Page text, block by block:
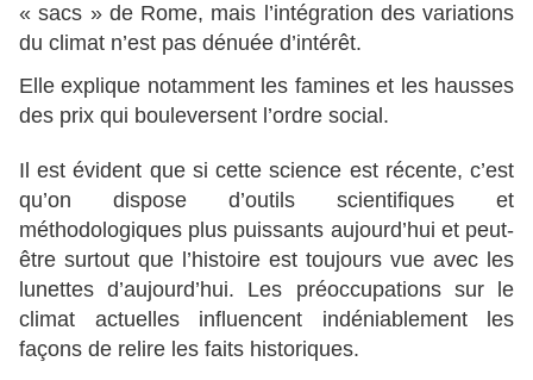
« sacs » de Rome, mais l’intégration des variations
du climat n’est pas dénuée d’intérêt.
Elle explique notamment les famines et les hausses
des prix qui bouleversent l’ordre social.
Il est évident que si cette science est récente, c’est
qu’on dispose d’outils scientifiques et
méthodologiques plus puissants aujourd’hui et peut-
être surtout que l’histoire est toujours vue avec les
lunettes d’aujourd’hui. Les préoccupations sur le
climat actuelles influencent indéniablement les
façons de relire les faits historiques.